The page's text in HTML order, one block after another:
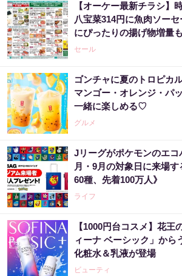
【オーケー最新チラシ】
八宝菜314円に魚肉ソー
にぴったりの揚げ物増量
セール
ゴンチャに夏のトロピカ
マンゴー・オレンジ・パ
一緒に楽しめる♡
グルメ
Jリーグがポケモンのエコ
月・9月の対象日に来場
60種、先着100万人》
ライフ
【1000円台コスメ】花王
ィーナ ベーシック」から
化粧水＆乳液が登場
ビューティ